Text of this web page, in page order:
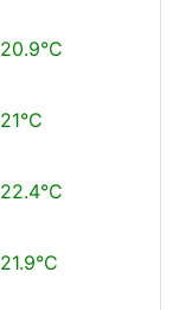
20.9°C
21°C
22.4°C
21.9°C